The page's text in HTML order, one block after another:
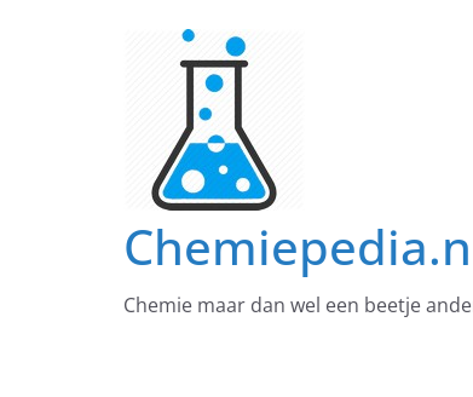
Chemie maar dan wel een beetje